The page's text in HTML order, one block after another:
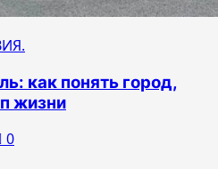
как понять город,
жизни
0